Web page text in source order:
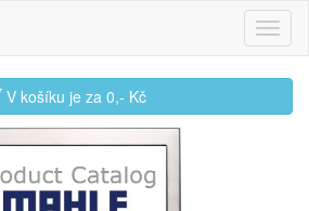
V košíku je za 0,- Kč